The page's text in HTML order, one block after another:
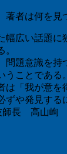
著者は何を見
幅広い話題に
問題意識を持
うことである。
は「我が意を
ずや発見する
師長 高山峋